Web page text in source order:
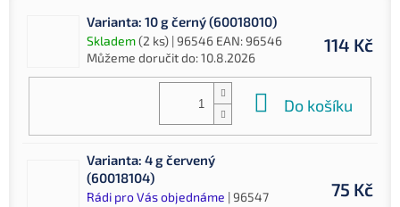
Varianta: 10 g černý (60018010)
Skladem(2 ks) | 96546 EAN:96546
Můžeme doručit do:10.8.2026
114 Kč
Do košíku
Varianta: 4 g červený
(60018104)
Rádi pro Vás objednáme | 96547
75 Kč